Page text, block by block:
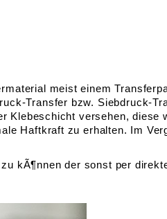
meist einem
Transfer bzw. Siebdruck-
versehen,
Haftkraft zu erhalten. Im
kÃ¶nnen der sonst per